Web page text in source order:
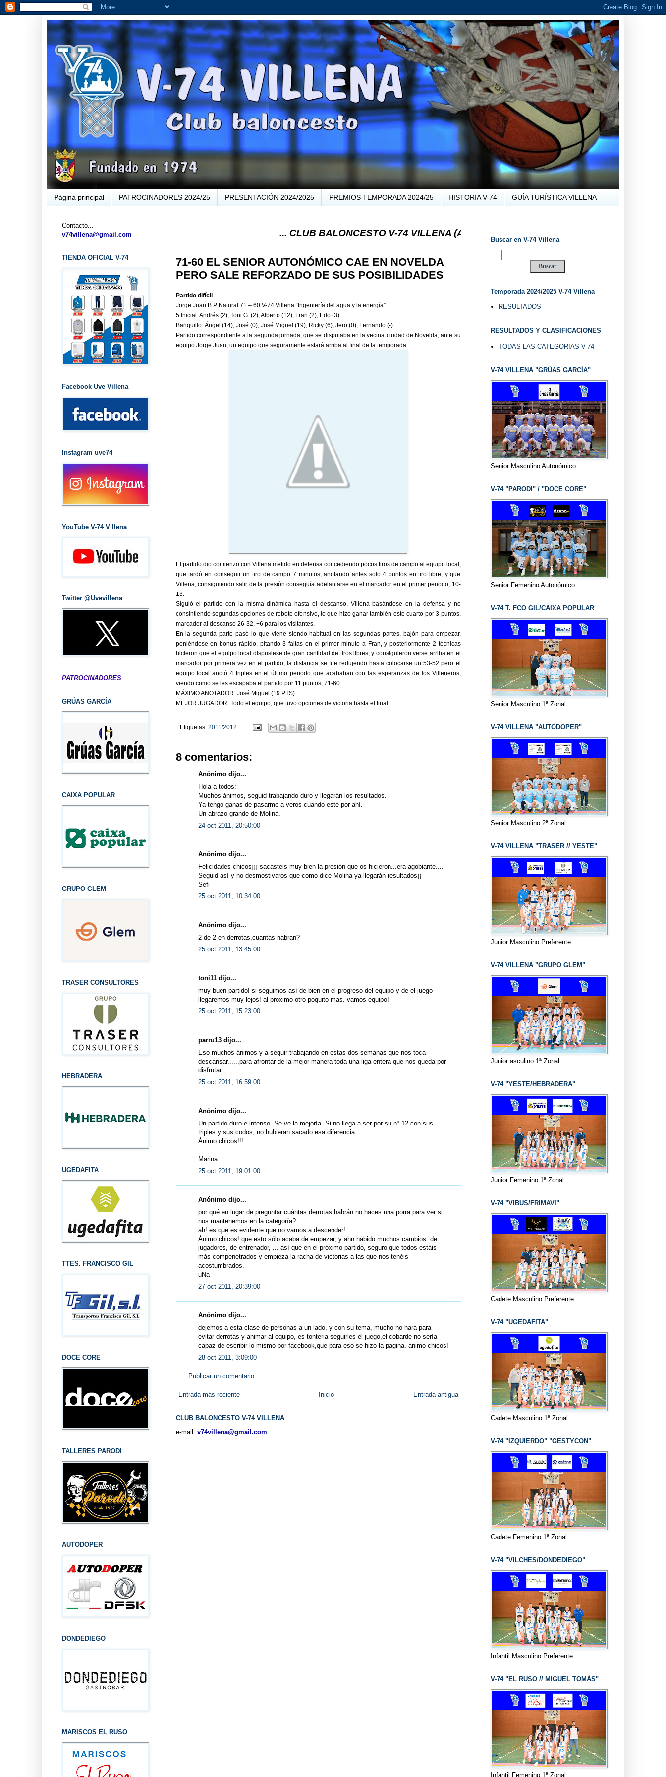
Página principal PATROCINADORES 2024/25 PRESENTACIÓN 2024/2025 PREMIOS TEMPORADA 2024/25 HISTORIA V-74 GUÍA TURÍSTICA VILLENA
... CLUB BALONCESTO V-74 VILLENA (ALICANTE) ... V-74 VILLENA DESDE 1.974 ... EL "UVE" ...
71-60 EL SENIOR AUTONÓMICO CAE EN NOVELDA
PERO SALE REFORZADO DE SUS POSIBILIDADES
Partido difícil
Jorge Juan B.P Natural 71 – 60 V-74 Villena “Ingeniería del agua y la energía”
5 Inicial: Andrés (2), Toni G. (2), Alberto (12), Fran (2), Edo (3).
Banquillo: Ángel (14), José (0), José Miguel (19), Ricky (6), Jero (0), Fernando (-).
Partido correspondiente a la segunda jornada, que se disputaba en la vecina ciudad de Novelda, ante su
equipo Jorge Juan, un equipo que seguramente estará arriba al final de la temporada.
El partido dio comienzo con Villena metido en defensa concediendo pocos tiros de campo al equipo local,
que tardó en conseguir un tiro de campo 7 minutos, anotando antes solo 4 puntos en tiro libre, y que
Villena, consiguiendo salir de la presión conseguía adelantarse en el marcador en el primer periodo, 10-
13.
Siguió el partido con la misma dinámica hasta el descanso, Villena basándose en la defensa y no
consintiendo segundas opciones de rebote ofensivo, lo que hizo ganar también este cuarto por 3 puntos,
marcador al descanso 26-32, +6 para los visitantes.
En la segunda parte pasó lo que viene siendo habitual en las segundas partes, bajón para empezar,
poniéndose en bonus rápido, pitando 3 faltas en el primer minuto a Fran, y posteriormente 2 técnicas
hicieron que el equipo local dispusiese de gran cantidad de tiros libres, y consiguieron verse arriba en el
marcador por primera vez en el partido, la distancia se fue redujendo hasta colocarse un 53-52 pero el
equipo local anotó 4 triples en el último periodo que acababan con las esperanzas de los Villeneros,
viendo como se les escapaba el partido por 11 puntos, 71-60
MÁXIMO ANOTADOR: José Miguel (19 PTS)
MEJOR JUGADOR: Todo el equipo, que tuvo opciones de victoria hasta el final.
Etiquetas: 2011/2012
8 comentarios:
Anónimo dijo...
Hola a todos:
Muchos ánimos, seguid trabajando duro y llegarán los resultados.
Ya tengo ganas de pasarme a veros cuando esté por ahí.
Un abrazo grande de Molina.
24 oct 2011, 20:50:00
Anónimo dijo...
Felicidades chicos¡¡¡ sacasteis muy bien la presión que os hicieron...era agobiante....
Seguid así y no desmostivaros que como dice Molina ya llegarán resultados¡¡
Sefi
25 oct 2011, 10:34:00
Anónimo dijo...
2 de 2 en derrotas,cuantas habran?
25 oct 2011, 13:45:00
toni11 dijo...
muy buen partido! si seguimos así de bien en el progreso del equipo y de el juego
llegaremos muy lejos! al proximo otro poquito mas. vamos equipo!
25 oct 2011, 15:23:00
parru13 dijo...
Eso muchos ánimos y a seguir trabajando en estas dos semanas que nos toca
descansar......para afrontar de la mejor manera toda una liga entera que nos queda por
disfrutar............
25 oct 2011, 16:59:00
Anónimo dijo...
Un partido duro e intenso. Se ve la mejoría. Si no llega a ser por su nº 12 con sus
triples y sus codos, no hubieran sacado esa diferencia.
Ánimo chicos!!!
Marina
25 oct 2011, 19:01:00
Anónimo dijo...
por qué en lugar de preguntar cuántas derrotas habrán no haces una porra para ver si
nos mantenemos en la categoría?
ah! es que es evidente que no vamos a descender!
Ánimo chicos! que esto sólo acaba de empezar, y ahn habido muchos cambios: de
jugadores, de entrenador, ... así que en el próximo partido, seguro que todos estáis
más compenetrados y empieza la racha de victorias a las que nos tenéis
acostumbrados.
uNa
27 oct 2011, 20:39:00
Anónimo dijo...
dejemos a esta clase de personas a un lado, y con su tema, mucho no hará para
evitar derrotas y animar al equipo, es tonteria seguirles el juego,el cobarde no sería
capaz de escribir lo mismo por facebook,que para eso se hizo la pagina. animo chicos!
28 oct 2011, 3:09:00
Publicar un comentario
Entrada más reciente Entrada antigua
Inicio
CLUB BALONCESTO V-74 VILLENA
e-mail. v74villena@gmail.com
Contacto...
v74villena@gmail.com
TIENDA OFICIAL V-74
Facebook Uve Villena
Instagram uve74
YouTube V-74 Villena
Twitter @Uvevillena
PATROCINADORES
GRÚAS GARCÍA
CAIXA POPULAR
GRUPO GLEM
TRASER CONSULTORES
HEBRADERA
UGEDAFITA
TTES. FRANCISCO GIL
DOCE CORE
TALLERES PARODI
AUTODOPER
DONDEDIEGO
MARISCOS EL RUSO
Buscar en V-74 Villena
Temporada 2024/2025 V-74 Villena
RESULTADOS
RESULTADOS Y CLASIFICACIONES
TODAS LAS CATEGORIAS V-74
V-74 VILLENA "GRÚAS GARCÍA"
Senior Masculino Autonómico
V-74 "PARODI" / "DOCE CORE"
Senior Femenino Autonómico
V-74 T. FCO GIL/CAIXA POPULAR
Senior Masculino 1ª Zonal
V-74 VILLENA "AUTODOPER"
Senior Masculino 2ª Zonal
V-74 VILLENA "TRASER // YESTE"
Junior Masculino Preferente
V-74 VILLENA "GRUPO GLEM"
Junior asculino 1ª Zonal
V-74 "YESTE/HEBRADERA"
Junior Femenino 1ª Zonal
V-74 "VIBUS/FRIMAVI"
Cadete Masculino Preferente
V-74 "UGEDAFITA"
Cadete Masculino 1ª Zonal
V-74 "IZQUIERDO" "GESTYCON"
Cadete Femenino 1ª Zonal
V-74 "VILCHES/DONDEDIEGO"
Infantil Masculino Preferente
V-74 "EL RUSO // MIGUEL TOMÁS"
Infantil Femenino 1ª Zonal